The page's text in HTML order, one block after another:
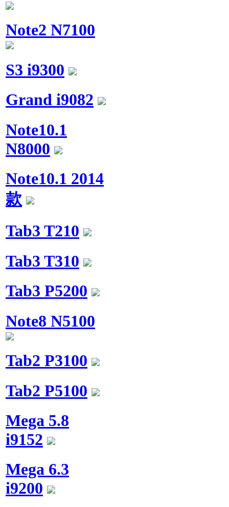
Note2 N7100
S3 i9300
Grand i9082
Note10.1
N8000
Note10.1 2014
款
Tab3 T210
Tab3 T310
Tab3 P5200
Note8 N5100
Tab2 P3100
Tab2 P5100
Mega 5.8
i9152
Mega 6.3
i9200